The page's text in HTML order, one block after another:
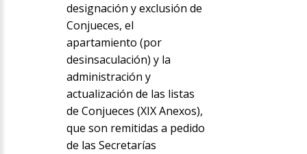
designación y exclusión de
Conjueces, el
apartamiento (por
desinsaculación) y la
administración y
actualización de las listas
de Conjueces (XIX Anexos),
que son remitidas a pedido
de las Secretarías